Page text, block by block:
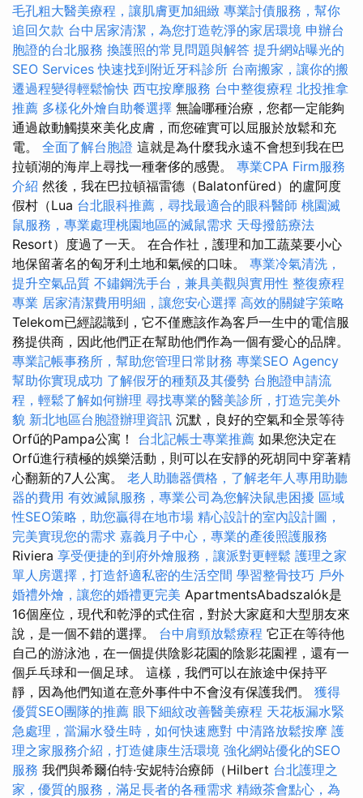
毛孔粗大醫美療程，讓肌膚更加細緻 專業討債服務，幫你
追回欠款 台中居家清潔，為您打造乾淨的家居環境 申辦台
胞證的台北服務 換護照的常見問題與解答 提升網站曝光的
SEO Services 快速找到附近牙科診所 台南搬家，讓你的搬
遷過程變得輕鬆愉快 西屯按摩服務 台中整復療程 北投推拿
推薦 多樣化外燴自助餐選擇 無論哪種治療，您都一定能夠
通過啟動觸摸來美化皮膚，而您確實可以屈服於放鬆和充
電。 全面了解台胞證 這就是為什麼我永遠不會想到我在巴
拉頓湖的海岸上尋找一種奢侈的感覺。 專業CPA Firm服務
介紹 然後，我在巴拉頓福雷德（Balatonfüred）的盧阿度
假村（Lua 台北眼科推薦，尋找最適合的眼科醫師 桃園滅
鼠服務，專業處理桃園地區的滅鼠需求 天母撥筋療法
Resort）度過了一天。 在合作社，護理和加工蔬菜要小心
地保留著名的匈牙利土地和氣候的口味。 專業冷氣清洗，
提升空氣品質 不鏽鋼洗手台，兼具美觀與實用性 整復療程
專業 居家清潔費用明細，讓您安心選擇 高效的關鍵字策略
Telekom已經認識到，它不僅應該作為客戶一生中的電信服
務提供商，因此他們正在幫助他們作為一個有愛心的品牌。
專業記帳事務所，幫助您管理日常財務 專業SEO Agency
幫助你實現成功 了解假牙的種類及其優勢 台胞證申請流
程，輕鬆了解如何辦理 尋找專業的醫美診所，打造完美外
貌 新北地區台胞證辦理資訊 沉默，良好的空氣和全景等待
Orfű的Pampa公寓！ 台北記帳士專業推薦 如果您決定在
Orfű進行積極的娛樂活動，則可以在安靜的死胡同中穿著精
心翻新的7人公寓。 老人助聽器價格，了解老年人專用助聽
器的費用 有效滅鼠服務，專業公司為您解決鼠患困擾 區域
性SEO策略，助您贏得在地市場 精心設計的室內設計圖，
完美實現您的需求 嘉義月子中心，專業的產後照護服務
Riviera 享受便捷的到府外燴服務，讓派對更輕鬆 護理之家
單人房選擇，打造舒適私密的生活空間 學習整骨技巧 戶外
婚禮外燴，讓您的婚禮更完美 ApartmentsAbadszalók是
16個座位，現代和乾淨的式住宿，對於大家庭和大型朋友來
說，是一個不錯的選擇。 台中肩頸放鬆療程 它正在等待他
自己的游泳池，在一個提供陰影花園的陰影花園裡，還有一
個乒乓球和一個足球。 這樣，我們可以在旅途中保持平
靜，因為他們知道在意外事件中不會沒有保護我們。 獲得
優質SEO團隊的推薦 眼下細紋改善醫美療程 天花板漏水緊
急處理，當漏水發生時，如何快速應對 中清路放鬆按摩 護
理之家服務介紹，打造健康生活環境 強化網站優化的SEO
服務 我們與希爾伯特·安妮特治療師（Hilbert 台北護理之
家，優質的服務，滿足長者的各種需求 精緻茶會點心，為